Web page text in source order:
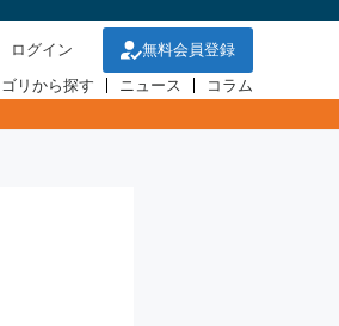
ログイン
無料会員登録
リから探す
ニュース コラム